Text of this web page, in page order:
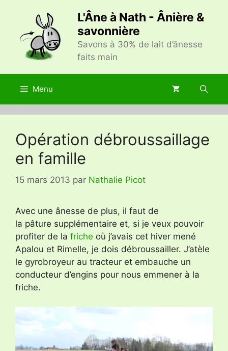
contenu
L'Âne à Nath - Ânière &
savonnière
Savons à 30% de lait d’ânesse
faits main
Menu
Opération débroussaillage
en famille
15 mars 2013 par Nathalie Picot
Avec une ânesse de plus, il faut de
la pâture supplémentaire et, si je veux pouvoir
profiter de la friche où j’avais cet hiver mené
Apalou et Rimelle, je dois débroussailler. J’atèle
le gyrobroyeur au tracteur et embauche un
conducteur d’engins pour nous emmener à la
friche.